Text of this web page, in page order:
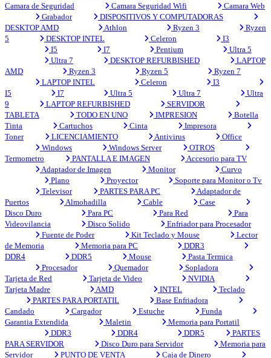
Camara de Seguridad
Camara Seguridad Wifi
Camara Web
Grabador
DISPOSITIVOS Y COMPUTADORAS
DESKTOP AMD
Athlon Ryzen 3
Ryzen
5
DESKTOP INTEL Celeron
I3
I5
I7 Pentium
Ultra 5
Ultra 7
DESKTOP REFURBISHED
LAPTOP
AMD
Ryzen 3 Ryzen 5
Ryzen 7
LAPTOP INTEL
Celeron
I3
I5
I7 Ultra 5 Ultra 7
Ultra
9
LAPTOP REFURBISHED
SERVIDOR
TABLETA
TODO EN UNO IMPRESION
Botella
Tinta
Cartuchos Cinta
Impresora
Toner
LICENCIAMIENTO Antivirus
Office
Windows
Windows Server
OTROS
Termometro
PANTALLA E IMAGEN
Accesorio para TV
Adaptador de Imagen
Monitor
Curvo
Plano
Proyector
Soporte para Monitor o Tv
Televisor
PARTES PARA PC
Adaptador de
Puertos
Almohadilla Cable
Case
Disco Duro
Para PC Para Red
Para
Videovilancia
Disco Solido
Enfriador para Procesador
Fuente de Poder
Kit Teclado y Mouse
Lector
de Memoria
Memoria para PC
DDR3
DDR4
DDR5 Mouse
Pasta Termica
Procesador
Quemador
Sopladora
Tarjeta de Red
Tarjeta de Video
NVIDIA
Tarjeta Madre
AMD INTEL
Teclado
PARTES PARA PORTATIL
Base Enfriadora
Candado
Cargador Estuche
Funda
Garantia Extendida
Maletin
Memoria para Portatil
DDR3
DDR4 DDR5
PARTES
PARA SERVIDOR
Disco Duro para Servidor
Memoria para
Servidor
PUNTO DE VENTA Caja de Dinero